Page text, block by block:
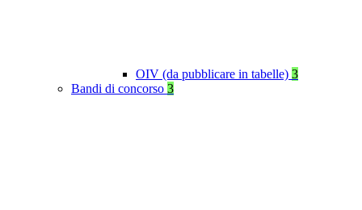
OIV (da pubblicare in tabelle) 3
Bandi di concorso 3